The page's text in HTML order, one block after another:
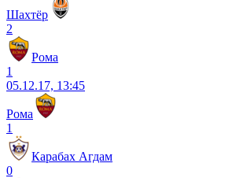
Шахтёр
2
Рома
1
05.12.17, 13:45
Рома
1
Карабах Агдам
0